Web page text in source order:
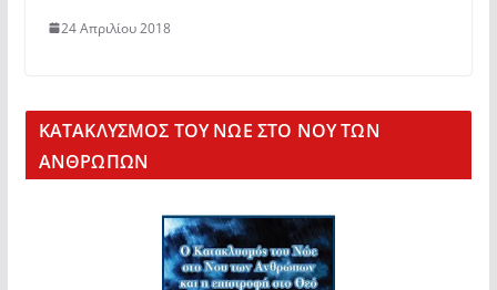
24 Απριλίου 2018
KΑΤΑΚΛΥΣΜΟΣ ΤΟΥ ΝΩΕ ΣΤΟ ΝΟΥ ΤΩΝ
ΑΝΘΡΩΠΩΝ